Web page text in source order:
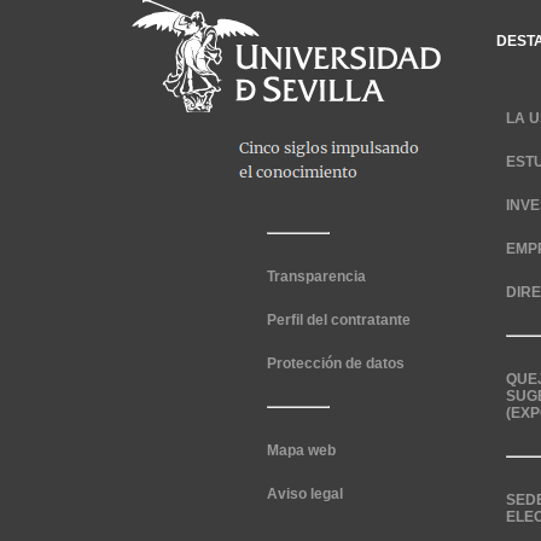
Transparencia
Perfil del contratante
Protección de datos
Mapa web
Aviso legal
LA